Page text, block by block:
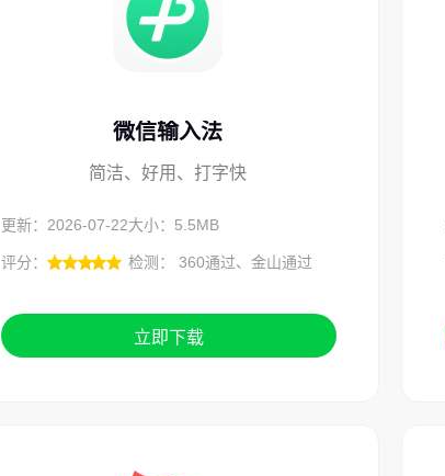
微信输入法
简洁、好用、打字快
更新：2026-07-22大小：5.5MB
评分： 检测： 360通过、金山通过
立即下载